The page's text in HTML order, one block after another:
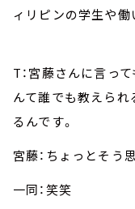
ィリピンの学生や働
T：宮藤さんに言っ
んて誰でも教えられ
るんです。
宮藤：ちょっとそう
一同：笑笑